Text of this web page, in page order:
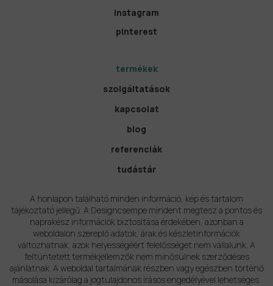
instagram
pinterest
termékek
szolgáltatások
kapcsolat
blog
referenciák
tudástár
A honlapon található minden információ, kép és tartalom
tájékoztató jellegű. A Designcsempe mindent megtesz a pontos és
naprakész információk biztosítása érdekében, azonban a
weboldalon szereplő adatok, árak és készletinformációk
változhatnak, azok helyességéért felelősséget nem vállalunk. A
feltüntetett termékjellemzők nem minősülnek szerződéses
ajánlatnak. A weboldal tartalmának részben vagy egészben történő
másolása kizárólag a jogtulajdonos írásos engedélyével lehetséges.